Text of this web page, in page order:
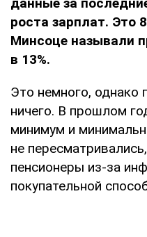
роста зарплат. Это
Минсоце называли
в 13%.
Это немного, однако
ничего. В прошлом
минимум и
не
пенсионеры из-за
покупательной